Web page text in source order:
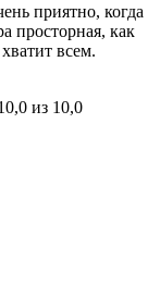
приятно, когда
просторная, как
всем.
из 10,0